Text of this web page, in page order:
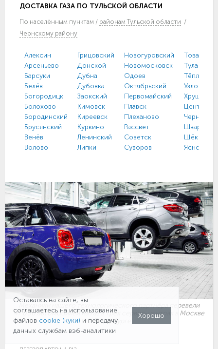
ДОСТАВКА ГАЗА ПО ТУЛЬСКОЙ ОБЛАСТИ
По населённым пунктам / районам Тульской области /
Чернскому району
Алексин
Арсеньево
Барсуки
Белёв
Богородицк
Болохово
Бородинский
Брусянский
Венёв
Волово
Грицовский
Донской
Дубна
Дубовка
Заокский
Кимовск
Киреевск
Куркино
Ленинский
Липки
Новогуровский
Новомосковск
Одоев
Октябрьский
Первомайский
Плавск
Плеханово
Рассвет
Советск
Суворов
Тула
Тёплое
Узловая
Хрущево
Чернь
Щёкино
Ясногорск
Механики нашего технологического партнёра перевели
47 000 автомобилей на газ в трёх сервис-центрах в Москве
и Петербурге
Оставаясь на сайте, вы
соглашаетесь на использование
файлов cookie (куки) и передачу
данных службам вэб-аналитики
Хорошо